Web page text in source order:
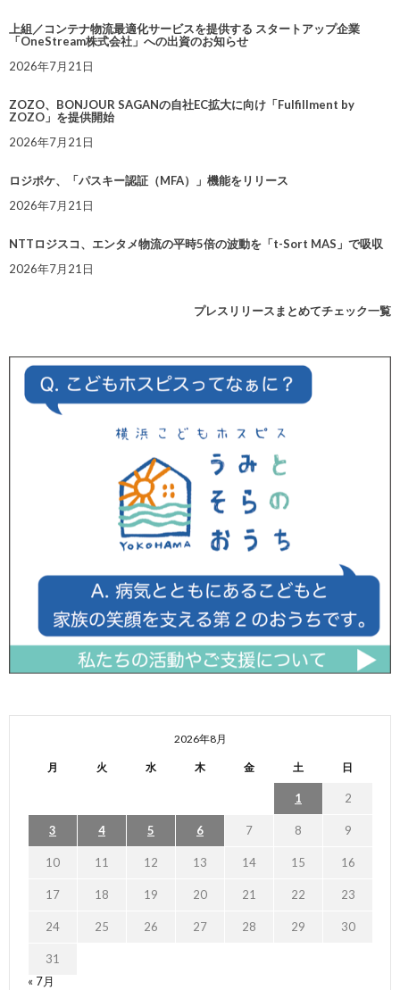
上組／コンテナ物流最適化サービスを提供する スタートアップ企業
「OneStream株式会社」への出資のお知らせ
2026年7月21日
ZOZO、BONJOUR SAGANの自社EC拡大に向け「Fulfillment by
ZOZO」を提供開始
2026年7月21日
ロジポケ、「パスキー認証（MFA）」機能をリリース
2026年7月21日
NTTロジスコ、エンタメ物流の平時5倍の波動を「t-Sort MAS」で吸収
2026年7月21日
プレスリリースまとめてチェック一覧
2026年8月
月 火 水 木 金 土 日
1 2
3 4 5 6 7 8 9
10 11 12 13 14 15 16
17 18 19 20 21 22 23
24 25 26 27 28 29 30
31
« 7月